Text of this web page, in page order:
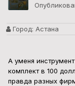
Город: Астана
А уменя
комплект в 100
правда разных